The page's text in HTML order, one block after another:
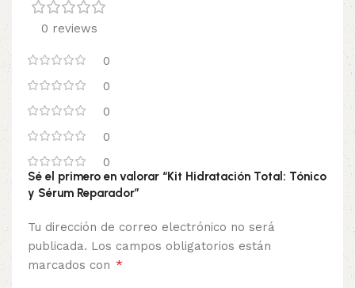
0 reviews
0
0
0
0
0
Sé el primero en valorar “Kit Hidratación Total: Tónico
y Sérum Reparador”
Tu dirección de correo electrónico no será
publicada. Los campos obligatorios están
marcados con *